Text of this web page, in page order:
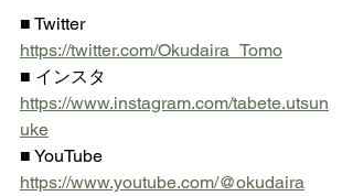
■ Twitter
https://twitter.com/Okudaira_Tomo
■ インスタ
https://www.instagram.com/tabete.utsun
uke
■ YouTube
https://www.youtube.com/@okudaira